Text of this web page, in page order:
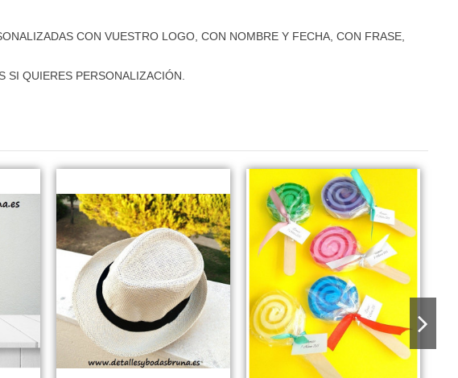
CON VUESTRO LOGO, CON NOMBRE Y FECHA, CON FRASE,
SI QUIERES PERSONALIZACIÓN.